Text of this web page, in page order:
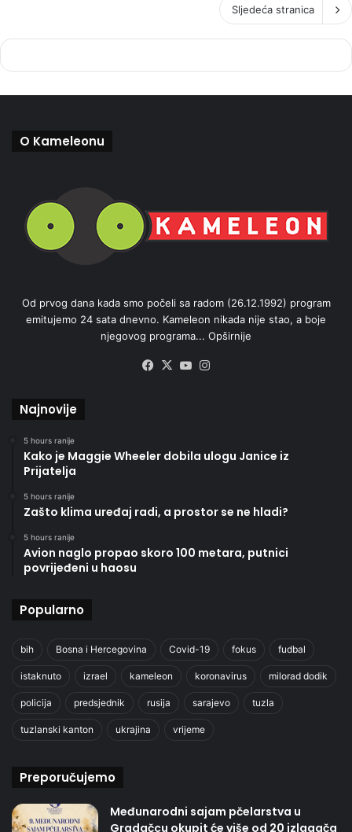
Sljedeća stranica
O Kameleonu
Od prvog dana kada smo počeli sa radom (26.12.1992) program
emitujemo 24 sata dnevno. Kameleon nikada nije stao, a boje
njegovog programa... Opširnije
Facebook
X YouTube
Najnovije
5 hours ranije
Kako je Maggie Wheeler dobila ulogu Janice iz
Prijatelja
5 hours ranije
Zašto klima uređaj radi, a prostor se ne hladi?
5 hours ranije
Avion naglo propao skoro 100 metara, putnici
povrijeđeni u haosu
Popularno
bih Bosna i Hercegovina Covid-19 fokus fudbal
istaknuto izrael kameleon koronavirus milorad dodik
policija predsjednik rusija sarajevo tuzla
tuzlanski kanton ukrajina vrijeme
Preporučujemo
Međunarodni sajam pčelarstva u
Gradačcu okupit će više od 20 izlagača